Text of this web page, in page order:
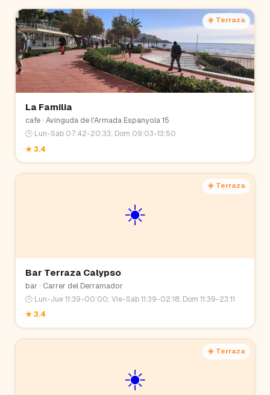
☀️ Terraza
La Familia
cafe· Avinguda de l'Armada Espanyola 15
🕒 Lun-Sáb 07:42-20:33; Dom 09:03-13:50
★3.4
☀️
☀️ Terraza
Bar Terraza Calypso
bar· Carrer del Derramador
🕒 Lun-Jue 11:39-00:00; Vie-Sáb 11:39-02:18; Dom 11:39-23:11
★3.4
☀️
☀️ Terraza